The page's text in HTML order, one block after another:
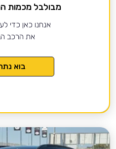
מבולבל מכמות
אנחנו כאן כדי
את הרכב
בוא